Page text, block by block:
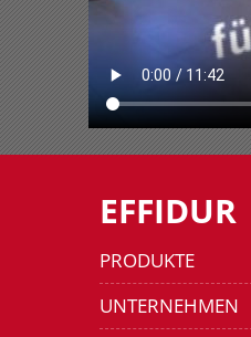
EFFIDUR
PRODUKTE
UNTERNEHMEN